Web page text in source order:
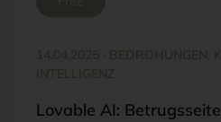
Lovable AI: